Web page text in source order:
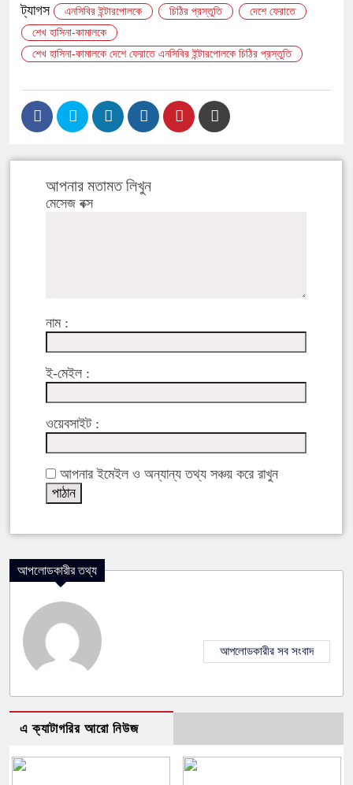
ট্যাগস এনসিবির ইন্টারপোলকে চিঠির প্রস্তুতি
দেশে ফেরাতে
শেখ হাসিনা-কামালকে
শেখ হাসিনা-কামালকে দেশে ফেরাতে এনসিবির ইন্টারপোলকে চিঠির প্রস্তুতি
আপনার মতামত লিখুন
মেসেজ বক্স
নাম :
ই-মেইল :
ওয়েবসাইট :
আপনার ইমেইল ও অন্যান্য তথ্য সঞ্চয় করে রাখুন
আপলোডকারীর তথ্য
আপলোডকারীর সব সংবাদ
এ ক্যাটাগরির আরো নিউজ